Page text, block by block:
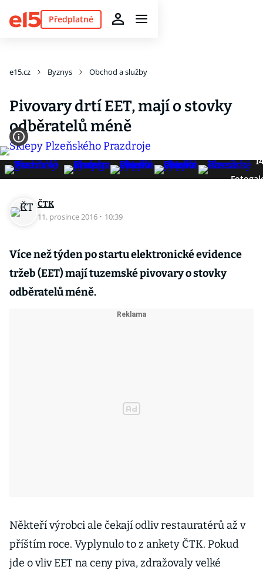
Předplatné
e15.cz Byznys Obchod a služby
Pivovary drtí EET, mají o stovky
odběratelů méně
ČTK
11. prosince 2016 · 10:39
Více než týden po startu elektronické evidence
tržeb (EET) mají tuzemské pivovary o stovky
odběratelů méně.
Někteří výrobci ale čekají odliv restauratérů až v
příštím roce. Vyplynulo to z ankety ČTK. Pokud
jde o vliv EET na ceny piva, zdražovaly velké